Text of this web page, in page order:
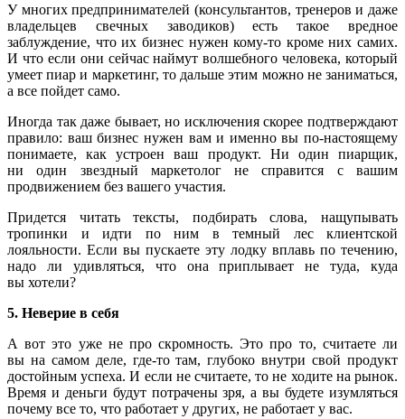
У многих предпринимателей (консультантов, тренеров и даже
владельцев свечных заводиков) есть такое вредное
заблуждение, что их бизнес нужен кому-то кроме них самих.
И что если они сейчас наймут волшебного человека, который
умеет пиар и маркетинг, то дальше этим можно не заниматься,
а все пойдет само.
Иногда так даже бывает, но исключения скорее подтверждают
правило: ваш бизнес нужен вам и именно вы по-настоящему
понимаете, как устроен ваш продукт. Ни один пиарщик,
ни один звездный маркетолог не справится с вашим
продвижением без вашего участия.
Придется читать тексты, подбирать слова, нащупывать
тропинки и идти по ним в темный лес клиентской
лояльности. Если вы пускаете эту лодку вплавь по течению,
надо ли удивляться, что она приплывает не туда, куда
вы хотели?
5. Неверие в себя
А вот это уже не про скромность. Это про то, считаете ли
вы на самом деле, где-то там, глубоко внутри свой продукт
достойным успеха. И если не считаете, то не ходите на рынок.
Время и деньги будут потрачены зря, а вы будете изумляться
почему все то, что работает у других, не работает у вас.